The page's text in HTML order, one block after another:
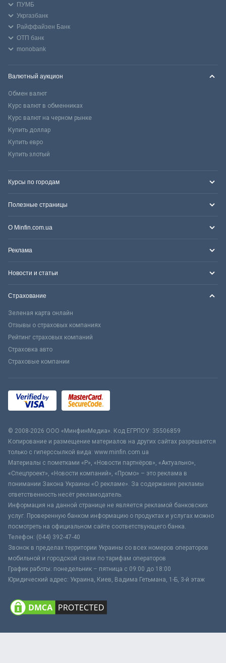
ПУМБ
Укргазбанк
Райффайзен Банк
ОТП банк
monobank
Валютный аукцион
Обмен валют
Курс валют в обменниках
Курс валют на черном рынке
Купить доллар
Купить евро
Купить злотый
Курсы по городам
Полезные страницы
О Minfin.com.ua
Реклама
Новости и статьи
Страхование
Зеленая карта онлайн
Отзывы о страховых компаниях
Рейтинг страховых компаний
Страховка авто
Страховые компании
© 2008-2026 ООО «МинфинМедиа». Код ЕГРПОУ: 35506859
Копирование и размещение материалов на других сайтах разрешается
только с гиперссылкой вида: www.minfin.com.ua
Материалы с пометками «Р», «Новости партнёров», «Актуально»,
«Спецпроект», «Новости компаний», «Промо» – это реклама в
понимании Закона Украины «О рекламе». За содержание рекламы
ответственность несёт рекламодатель.
Информация на данной странице не является рекламой банковских
услуг. Проверенную банком информацию о продуктах и услугах можно
посмотреть на официальном сайте соответствующего банка.
Телефон: (044) 392-47-40
Звонок в пределах территории Украины со всех номеров операторов
мобильной и городской связи по тарифам операторов
График работы: понедельник – пятница с 09:00 до 18:00
Юридический адрес: Украина, Киев, Вадима Гетьмана, 1-Б, 3-й этаж